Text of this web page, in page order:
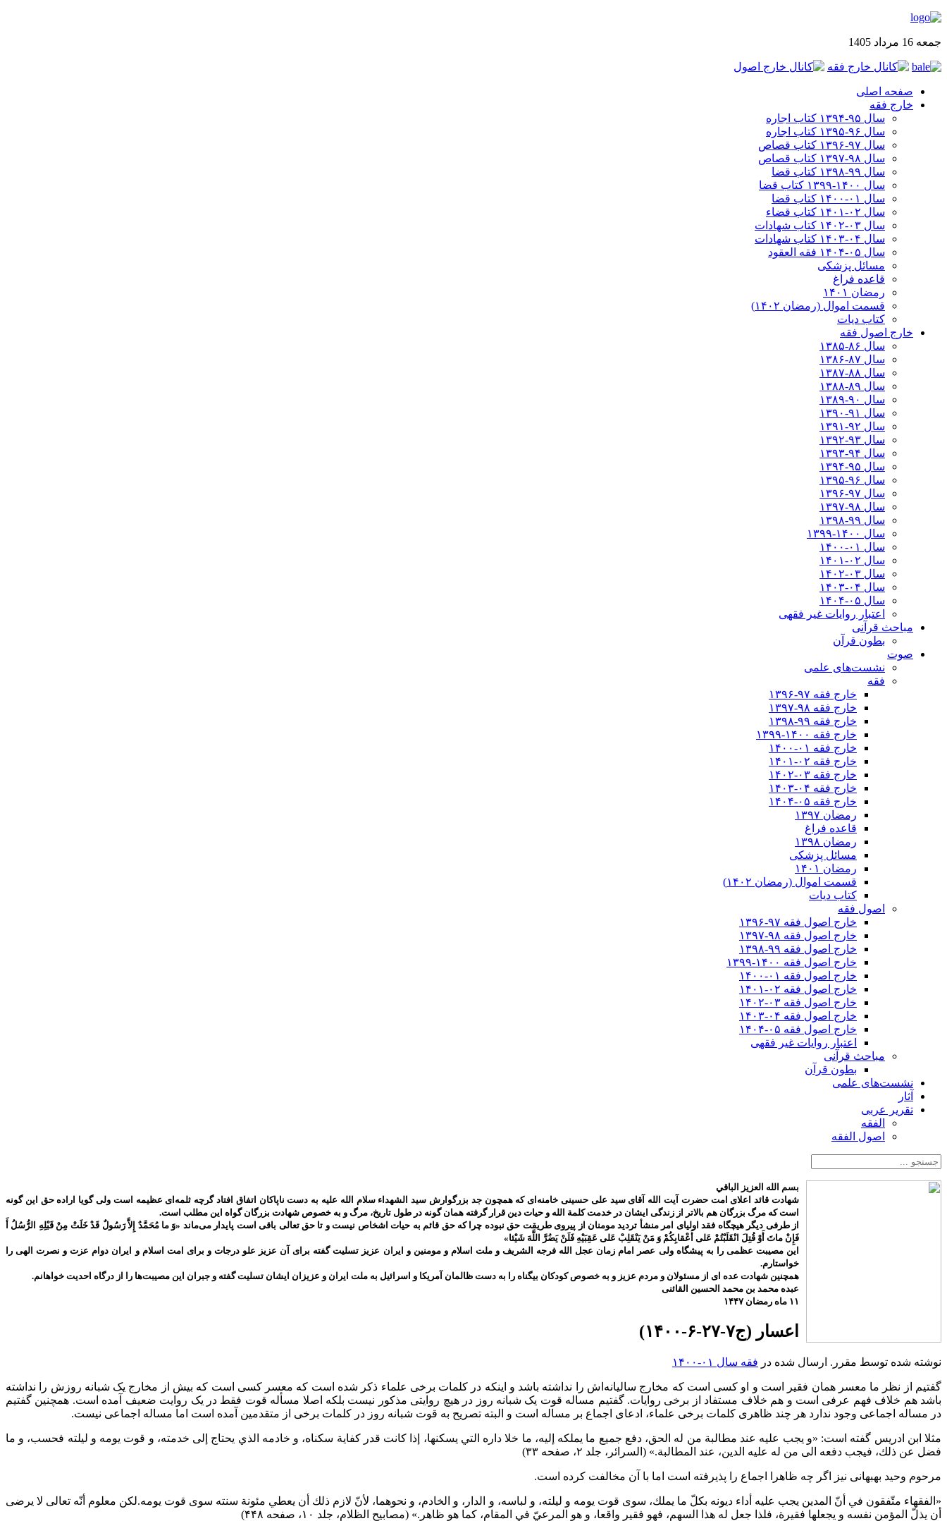
جمعه 16 مرداد 1405
صفحه اصلی
خارج فقه
سال ۹۵-۱۳۹۴ کتاب اجاره
سال ۹۶-۱۳۹۵ کتاب اجاره
سال ۹۷-۱۳۹۶ کتاب قصاص
سال ۹۸-۱۳۹۷ کتاب قصاص
سال ۹۹-۱۳۹۸‍ کتاب قضا
سال ۱۴۰۰-۱۳۹۹ کتاب قضا
سال ۰۱-۱۴۰۰ کتاب قضا
سال ۰۲-۱۴۰۱ کتاب قضاء
سال ۰۳-۱۴۰۲ کتاب شهادات
سال ۰۴-۱۴۰۳ کتاب شهادات
سال ۰۵-۱۴۰۴ فقه العقود
مسائل پزشکی
قاعده فراغ
رمضان ۱۴۰۱
قسمت اموال (رمضان ۱۴۰۲)
کتاب دیات
خارج اصول فقه
سال ۸۶-۱۳۸۵
سال ۸۷-۱۳۸۶
سال ۸۸-۱۳۸۷
سال ۸۹-۱۳۸۸
سال ۹۰-۱۳۸۹
سال ۹۱-۱۳۹۰
سال ۹۲-۱۳۹۱
سال ۹۳-۱۳۹۲
سال ۹۴-۱۳۹۳
سال ۹۵-۱۳۹۴
سال ۹۶-۱۳۹۵
سال ۹۷-۱۳۹۶
سال ۹۸-۱۳۹۷
سال ۹۹-۱۳۹۸‍
سال ۱۴۰۰-۱۳۹۹
سال ۰۱-۱۴۰۰
سال ۰۲-۱۴۰۱
سال ۰۳-۱۴۰۲
سال ۰۴-۱۴۰۳
سال ۰۵-۱۴۰۴
اعتبار روایات غیر فقهی
مباحث قرآنی
بطون قرآن
صوت
نشست‌های علمی
فقه
خارج فقه ۹۷-۱۳۹۶
خارج فقه ۹۸-۱۳۹۷
خارج فقه ۹۹-۱۳۹۸
خارج فقه ۱۴۰۰-۱۳۹۹
خارج فقه ۰۱-۱۴۰۰
خارج فقه ۰۲-۱۴۰۱
خارج فقه ۰۳-۱۴۰۲
خارج فقه ۰۴-۱۴۰۳
خارج فقه ۰۵-۱۴۰۴
رمضان ۱۳۹۷
قاعده فراغ
رمضان ۱۳۹۸
مسائل پزشکی
رمضان ۱۴۰۱
قسمت اموال (رمضان ۱۴۰۲)
کتاب دیات
اصول فقه
خارج اصول فقه ۹۷-۱۳۹۶
خارج اصول فقه ۹۸-۱۳۹۷
خارج اصول فقه ۹۹-۱۳۹۸
خارج اصول فقه ۱۴۰۰-۱۳۹۹
خارج اصول فقه ۰۱-۱۴۰۰
خارج اصول فقه ۰۲-۱۴۰۱
خارج اصول فقه ۰۳-۱۴۰۲
خارج اصول فقه ۰۴-۱۴۰۳
خارج اصول فقه ۰۵-۱۴۰۴
اعتبار روایات غیر فقهی
مباحث قرآنی
بطون قرآن
نشست‌های علمی
آثار
تقریر عربی
الفقه
اصول الفقه
بسم الله العزیز الباقي
شهادت قائد اعلای امت حضرت آیت الله آقای سید علی حسینی خامنه‌ای که همچون جد بزرگوارش سید الشهداء سلام الله علیه به دست ناپاکان اتفاق افتاد گرچه ثلمه‌ای عظیمه است ولی گویا اراده حق این گونه
است که مرگ بزرگان هم بالاتر از زندگی ایشان در خدمت کلمة الله و حیات دین قرار گرفته همان گونه در طول تاریخ، مرگ و به خصوص شهادت بزرگان گواه این مطلب است.
از طرفی دیگر هیچگاه فقد اولیای امر منشأ تردید مومنان از پیروی طریقت حق نبوده چرا که حق قائم به حیات اشخاص نیست و تا حق تعالی باقی است پایدار می‌ماند «وَ ما مُحَمَّدٌ إِلاَّ رَسُولٌ قَدْ خَلَتْ مِنْ قَبْلِهِ الرُّسُلُ أَ
فَإِنْ ماتَ أَوْ قُتِلَ انْقَلَبْتُمْ عَلى‌ أَعْقابِكُمْ وَ مَنْ يَنْقَلِبْ عَلى‌ عَقِبَيْهِ فَلَنْ يَضُرَّ اللَّهَ شَيْئا»
این مصیبت عظمی را به پیشگاه ولی عصر امام زمان عجل الله فرجه الشریف و ملت اسلام و مومنین و ایران عزیز تسلیت گفته برای آن عزیز علو درجات و برای امت اسلام و ایران دوام عزت و نصرت الهی را
خواستارم.
همچنین شهادت عده ای از مسئولان و مردم عزیز و به خصوص کودکان بیگناه را به دست ظالمان آمریکا و اسرائیل به ملت ایران و عزیزان ایشان تسلیت گفته و جبران این مصیبت‌ها را از درگاه احدیت خواهانم.
عبده محمد بن محمد الحسین القائنی
۱۱ ماه رمضان ۱۴۴۷
اعسار (ج۷-۲۷-۶-۱۴۰۰)
نوشته شده توسط مقرر. ارسال شده در فقه سال ۰۱-۱۴۰۰
گفتیم از نظر ما معسر همان فقیر است و او کسی است که مخارج سالیانه‌اش را نداشته باشد و اینکه در کلمات برخی علماء ذکر شده است که معسر کسی است که بیش از مخارج یک شبانه روزش را نداشته
باشد هم خلاف فهم عرفی است و هم خلاف مستفاد از برخی روایات. گفتیم مساله قوت یک شبانه روز در هیچ روایتی مذکور نیست بلکه اصلا مسأله قوت فقط در یک روایت ضعیف آمده است. همچنین گفتیم
در مساله اجماعی وجود ندارد هر چند ظاهری کلمات برخی علماء، ادعای اجماع بر مساله است و البته تصریح به قوت شبانه روز در کلمات برخی از متقدمین آمده است اما مساله اجماعی نیست.
مثلا ابن ادریس گفته است: «و يجب عليه عند مطالبة من له الحق، دفع جميع ما يملكه إليه، ما خلا داره التي يسكنها، إذا كانت قدر كفاية سكناه، و خادمه الذي يحتاج إلى خدمته، و قوت يومه و ليلته فحسب، و ما
فضل عن ذلك، فيجب دفعه الى من له عليه الدين، عند المطالبة.» (السرائر، جلد ۲، صفحه ۳۳)
مرحوم وحید بهبهانی نیز اگر چه ظاهرا اجماع را پذیرفته است اما با آن مخالفت کرده است.
«الفقهاء متّفقون في أنّ المدين يجب عليه أداء ديونه بكلّ ما يملك، سوى قوت يومه و ليلته، و لباسه، و الدار، و الخادم، و نحوهما، لأنّ لازم ذلك أن يعطي مئونة سنته سوى قوت يومه.لكن معلوم أنّه تعالى لا يرضى
أن يذلّ المؤمن نفسه و يجعلها فقيرة، فلذا جعل له هذا السهم، فهو فقير واقعا، و هو المرعيّ في المقام، كما هو ظاهر.» (مصابیح الظلام، جلد ۱۰، صفحه ۴۴۸)